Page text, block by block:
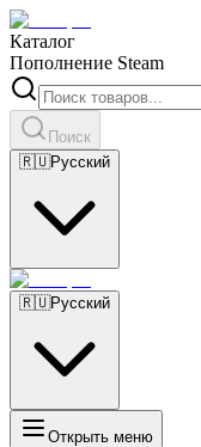
Каталог
Пополнение Steam
Поиск
🇷🇺Русский
🇷🇺Русский
Открыть меню